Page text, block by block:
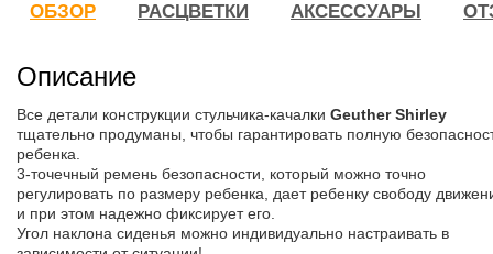
ОБЗОР РАСЦВЕТКИ АКСЕССУАРЫ
Описание
Все детали конструкции стульчика-качалки Geuther Shirley
тщательно продуманы, чтобы гарантировать полную
ребенка.
3-точечный ремень безопасности, который можно точно
регулировать по размеру ребенка, дает ребенку свободу
и при этом надежно фиксирует его.
Угол наклона сиденья можно индивидуально настраивать в